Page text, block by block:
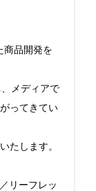
商品開発を
メディアで
ってきてい
たします。
リーフレッ